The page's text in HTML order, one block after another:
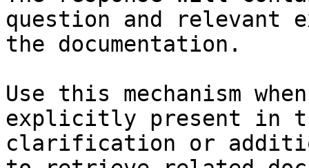
question and relevant
the documentation.
Use this mechanism
explicitly present in
clarification or